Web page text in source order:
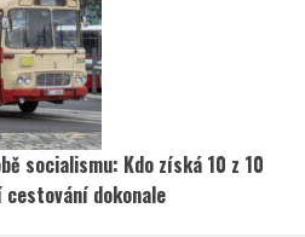
socialismu: Kdo získá 10 z 10
dokonale